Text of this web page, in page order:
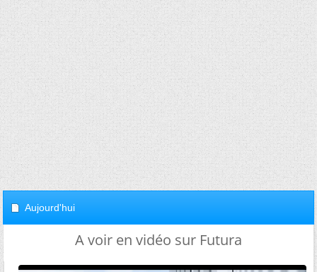
Aujourd'hui
A voir en vidéo sur Futura